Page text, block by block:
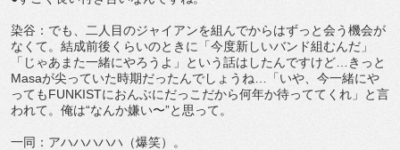
染谷：でも、二人目のジャイアンを組んでからはずっと会う機会が
なくて。結成前後くらいのときに「今度新しいバンド組むんだ」
「じゃあまた一緒にやろうよ」という話はしたんですけど…きっと
Masaが尖っていた時期だったんでしょうね…「いや、今一緒にや
ってもFUNKISTにおんぶにだっこだから何年か待っててくれ」と言
われて。俺は“なんか嫌い〜”と思って。
一同：アハハハハハ（爆笑）。